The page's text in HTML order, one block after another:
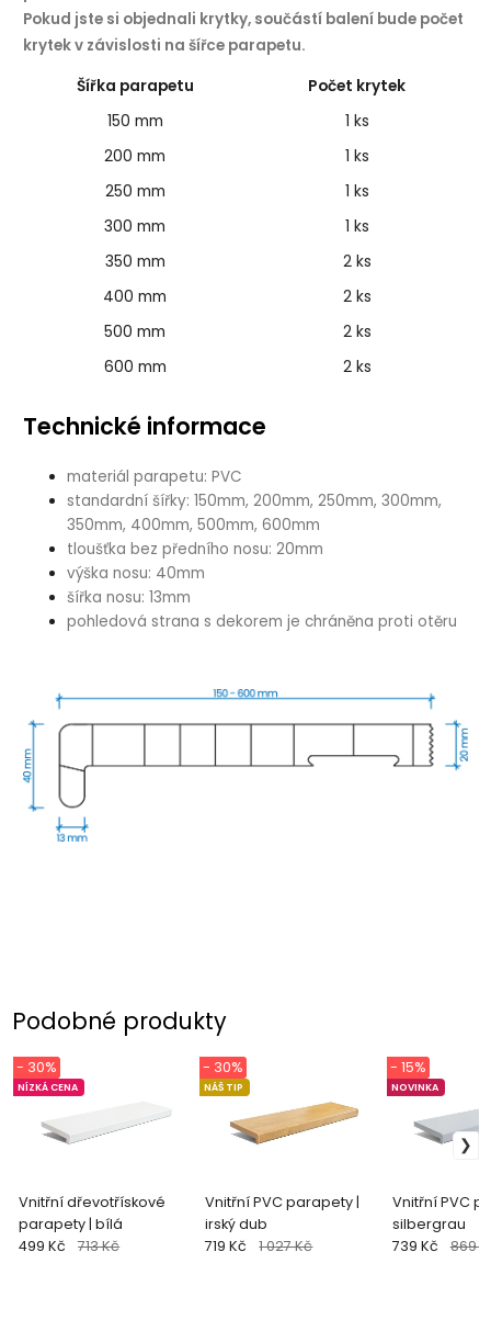
Pokud jste si objednali krytky, součástí balení bude počet
krytek v závislosti na šířce parapetu.
Šířka parapetu
Počet krytek
150 mm
1 ks
200 mm
1 ks
250 mm
1 ks
300 mm
1 ks
350 mm
2 ks
400 mm
2 ks
500 mm
2 ks
600 mm
2 ks
Technické informace
materiál parapetu: PVC
standardní šířky: 150mm, 200mm, 250mm, 300mm,
350mm, 400mm, 500mm, 600mm
tloušťka bez předního nosu: 20mm
výška nosu: 40mm
šířka nosu: 13mm
pohledová strana s dekorem je chráněna proti otěru
Podobné produkty
Vnitřní dřevotřískové
parapety | bílá
NÍZKÁ CENA
- 30%
499 Kč 713 Kč
Vnitřní PVC parapety |
irský dub
NÁŠ TIP
- 30%
719 Kč 1 027 Kč
Vnitřní PVC
silbergrau
NOVINKA
- 15%
739 Kč 869